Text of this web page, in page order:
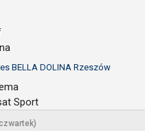
BELLA DOLINA Rzeszów
Sport